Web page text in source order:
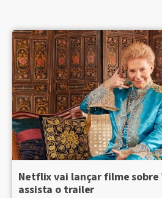
Netflix vai lançar filme
assista o trailer